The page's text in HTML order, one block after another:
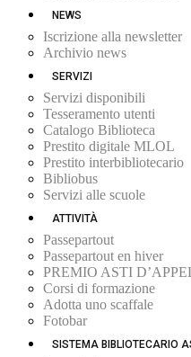
NEWS
Iscrizione alla newsletter
Archivio news
SERVIZI
Servizi disponibili
Tesseramento utenti
Catalogo Biblioteca
Prestito digitale MLOL
Prestito interbibliotecario
Bibliobus
Servizi alle scuole
ATTIVITÀ
Passepartout
Passepartout en hiver
PREMIO ASTI
Corsi di formazione
Adotta uno scaffale
Fotobar
SISTEMA BIBLIOTECARIO